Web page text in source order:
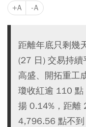
+A -A
距離年底只剩幾
(27 日) 交易持續
高盛、開拓重工
瓊收紅逾 110 點
揚 0.14%，距離
4,796.56 點不到